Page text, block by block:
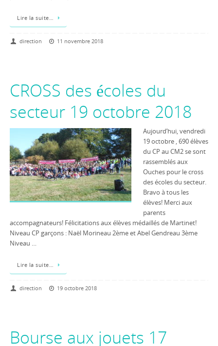
Lire la suite…
direction 11 novembre 2018
CROSS des écoles du
secteur 19 octobre 2018
Aujourd’hui, vendredi
19 octobre , 690 élèves
du CP au CM2 se sont
rassemblés aux
Ouches pour le cross
des écoles du secteur.
Bravo à tous les
élèves! Merci aux
parents
accompagnateurs! Félicitations aux élèves médaillés de Martinet!
Niveau CP garçons : Naël Morineau 2ème et Abel Gendreau 3ème
Niveau …
Lire la suite…
direction 19 octobre 2018
Bourse aux jouets 17